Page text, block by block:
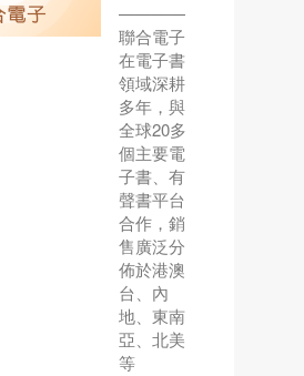
————
聯合電子
在電子書
領域深耕
多年，與
全球20多
個主要電
子書、有
聲書平台
合作，銷
售廣泛分
佈於港澳
台、內
地、東南
亞、北美
等